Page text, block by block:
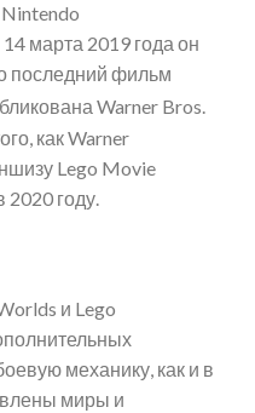
Nintendo
марта 2019 года он
последний фильм
Warner Bros.
как Warner
Lego Movie
году.
и Lego
механику, как и в
миры и